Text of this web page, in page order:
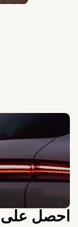
احصل على